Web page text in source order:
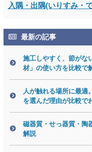
入隅・出隅(いりすみ・
最新の記事
施工しやすく、節がな
材」の使い方を比較で
人が触れる場所に最適
を選んだ理由が比較で
磁器質・せっ器質・陶
解説